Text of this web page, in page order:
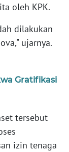
oleh KPK.
dilakukan
ujarnya.
Gratifikasi
tersebut
izin tenaga